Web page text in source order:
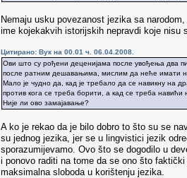
Nemaju usku povezanost jezika sa
ime kojekakvih istorijskih nepravdi koje nisu
Цитирано: Вук на 00.01 ч. 06.04.2008.
Ови што су рођени деценијама после увођења два
после ратним дешавањима, мислим да неће имати
Мало је чудно да, кад је требало да се навикну на
против кога се треба борити, а кад се треба
Није ли ово замајавање?
A ko je rekao da je bilo dobro to što su se
su jednog jezika, jer se u lingvistici jezik
sporazumijevamo. Ovo što se dogodilo u
i ponovo raditi na tome da se ono što
maksimalna sloboda u korištenju jezika.